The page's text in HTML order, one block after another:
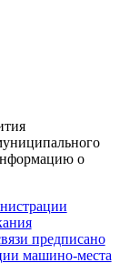
о
предписано
машино-места